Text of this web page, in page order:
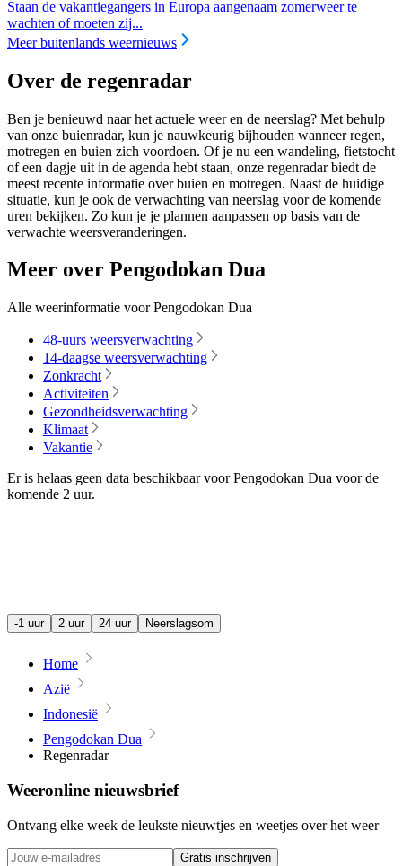
Staan de vakantiegangers in Europa aangenaam zomerweer te
wachten of moeten zij...
Meer buitenlands weernieuws
Over de regenradar
Ben je benieuwd naar het actuele weer en de neerslag? Met behulp
van onze buienradar, kun je nauwkeurig bijhouden wanneer regen,
motregen en buien zich voordoen. Of je nu een wandeling, fietstocht
of een dagje uit in de agenda hebt staan, onze regenradar biedt de
meest recente informatie over buien en motregen. Naast de huidige
situatie, kun je ook de verwachting van neerslag voor de komende
uren bekijken. Zo kun je je plannen aanpassen op basis van de
verwachte weersveranderingen.
Meer over Pengodokan Dua
Alle weerinformatie voor Pengodokan Dua
48-uurs weersverwachting
14-daagse weersverwachting
Zonkracht
Activiteiten
Gezondheidsverwachting
Klimaat
Vakantie
Er is helaas geen data beschikbaar voor Pengodokan Dua voor de
komende 2 uur.
-1 uur 2 uur 24 uur Neerslagsom
Home
Azië
Indonesië
Pengodokan Dua
Regenradar
Weeronline nieuwsbrief
Ontvang elke week de leukste nieuwtjes en weetjes over het weer
Gratis inschrijven